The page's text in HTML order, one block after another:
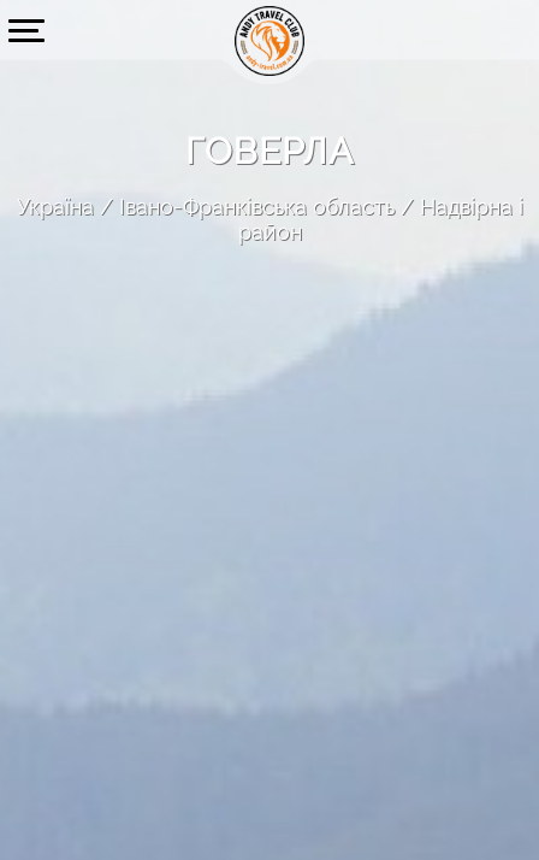
ГОВЕРЛА
Україна Івано-Франківська область
Надвірна і
район